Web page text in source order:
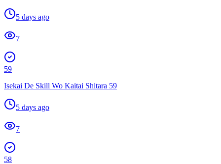
5 days ago
7
59
Isekai De Skill Wo Kaitai Shitara 59
5 days ago
7
58